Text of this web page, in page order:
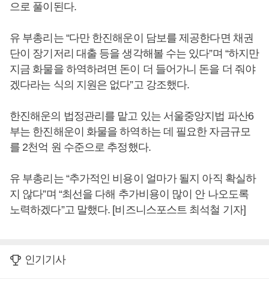
으로 풀이된다.
유 부총리는 “다만 한진해운이 담보를 제공한다면 채권
단이 장기저리 대출 등을 생각해볼 수는 있다”며 “하지만
지금 화물을 하역하려면 돈이 더 들어가니 돈을 더 줘야
겠다라는 식의 지원은 없다”고 강조했다.
한진해운의 법정관리를 맡고 있는 서울중앙지법 파산6
부는 한진해운이 화물을 하역하는 데 필요한 자금규모
를 2천억 원 수준으로 추정했다.
유 부총리는 “추가적인 비용이 얼마가 될지 아직 확실하
지 않다”며 “최선을 다해 추가비용이 많이 안 나오도록
노력하겠다”고 말했다. [비즈니스포스트 최석철 기자]
인기기사